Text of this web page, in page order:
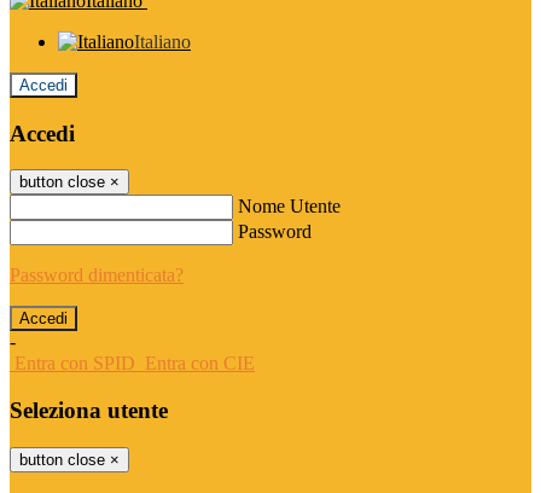
Italiano
Accedi
Accedi
button close ×
Nome Utente
Password
Password dimenticata?
-
Entra con SPID Entra con CIE
Seleziona utente
button close ×